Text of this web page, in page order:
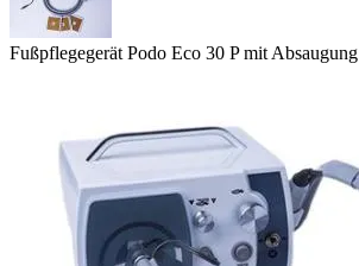
Fußpflegegerät Podo Eco 30 P mit Absaugung